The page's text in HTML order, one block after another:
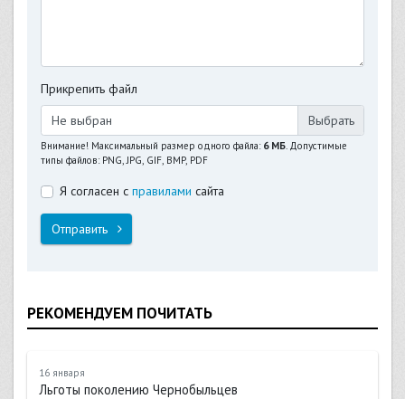
Прикрепить файл
Не выбран
Внимание! Максимальный размер одного файла: 6 МБ. Допустимые
типы файлов: PNG, JPG, GIF, BMP, PDF
Я согласен с правилами сайта
Отправить
РЕКОМЕНДУЕМ ПОЧИТАТЬ
16 января
Льготы поколению Чернобыльцев